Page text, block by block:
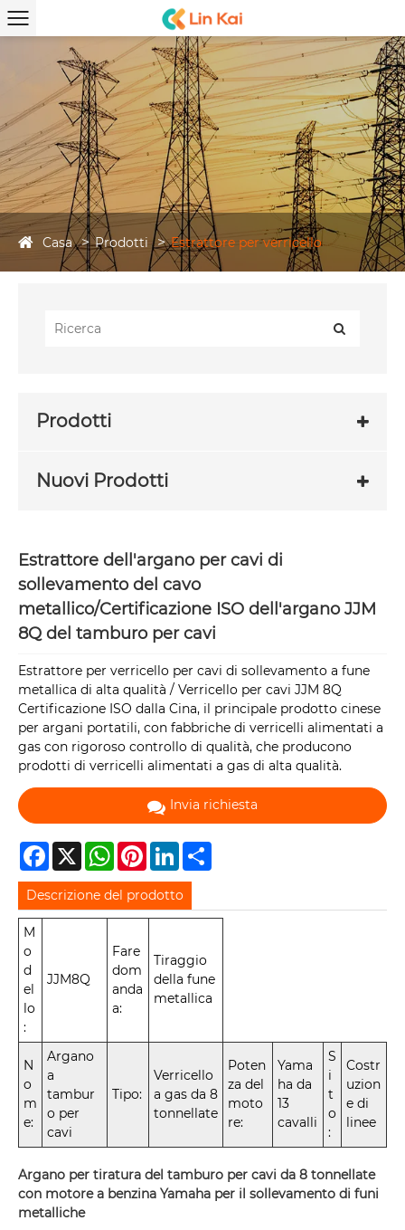
Casa Prodotti Estrattore per verricello
Prodotti
Nuovi Prodotti
Estrattore dell'argano per cavi di
sollevamento del cavo
metallico/Certificazione ISO dell'argano JJM
8Q del tamburo per cavi
Estrattore per verricello per cavi di sollevamento a fune
metallica di alta qualità / Verricello per cavi JJM 8Q
Certificazione ISO dalla Cina, il principale prodotto cinese
per argani portatili, con fabbriche di verricelli alimentati a
gas con rigoroso controllo di qualità, che producono
prodotti di verricelli alimentati a gas di alta qualità.
Invia richiesta
Facebook
X WhatsAppPinterestLinkedIn
Descrizione del prodotto
M
o
d
el
lo
:
JJM8Q
Fare
dom
anda
a:
Tiraggio
della fune
metallica
N
o
m
e:
Argano
a
tambur
o per
cavi
Tipo:
Verricello
a gas da 8
tonnellate
Poten
za del
moto
re:
Yama
ha da
13
cavalli
S
i
t
o
:
Costr
uzion
e di
linee
Argano per tiratura del tamburo per cavi da 8 tonnellate
con motore a benzina Yamaha per il sollevamento di funi
metalliche